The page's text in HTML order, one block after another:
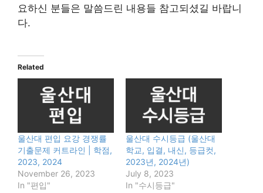
요하신 분들은 말씀드린 내용들 참고되셨길 바랍니
다.
Related
울산대 편입 요강 경쟁률
기출문제 커트라인 | 학점,
2023, 2024
November 26, 2023
In "편입"
울산대 수시등급 (울산대
학교, 입결, 내신, 등급컷,
2023년, 2024년)
July 8, 2023
In "수시등급"